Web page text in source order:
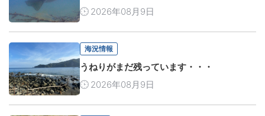
2026年08月9日
海況情報
うねりがまだ残っています・・・
2026年08月9日